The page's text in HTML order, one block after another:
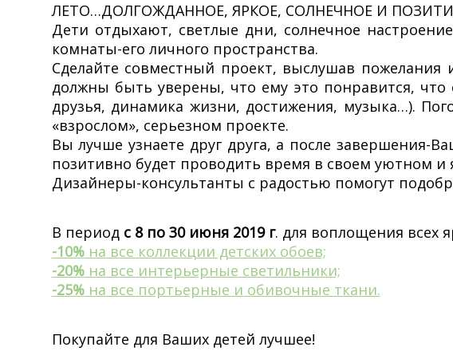
ЛЕТО…ДОЛГОЖДАННОЕ, ЯРКОЕ, СОЛНЕЧНОЕ И
Дети отдыхают, светлые дни, солнечное
комнаты-его личного пространства.
Сделайте совместный проект, выслушав
должны быть уверены, что ему это понравится,
друзья, динамика жизни, достижения, музыка…).
«взрослом», серьезном проекте.
Вы лучше узнаете друг друга, а после завершения-
позитивно будет проводить время в своем уютном и
Дизайнеры-консультанты с радостью помогут
В период с 8 по 30 июня 2019 г. для воплощения всех
-10%на все коллекции детских обоев;
-20%на все интерьерные светильники;
-25%на все портьерные и обивочные ткани.
Покупайте для Ваших детей лучшее!